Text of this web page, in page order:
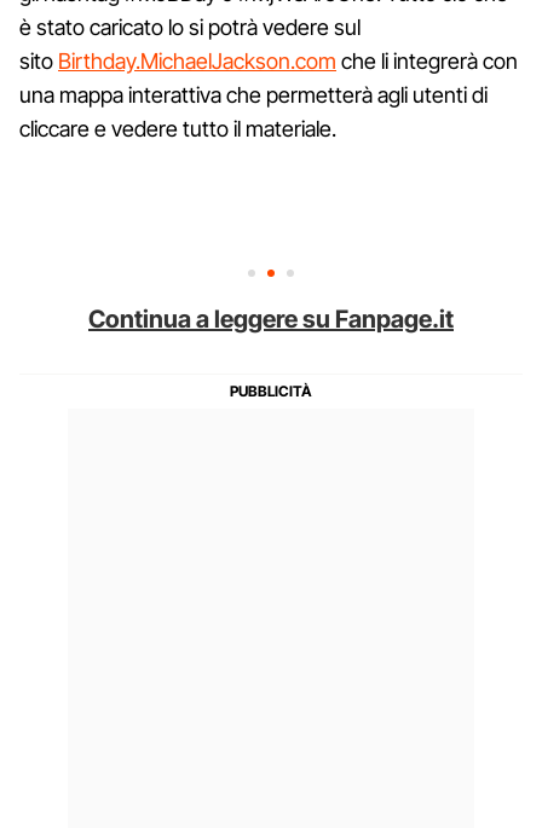
è stato caricato lo si potrà vedere sul
sito Birthday.MichaelJackson.com che li integrerà con
una mappa interattiva che permetterà agli utenti di
cliccare e vedere tutto il materiale.
Continua a leggere su Fanpage.it